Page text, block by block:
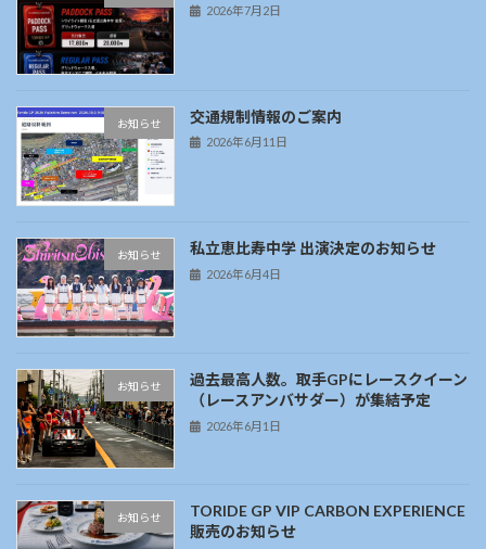
2026年7月2日
お知らせ 交通規制情報のご案内
2026年6月11日
お知らせ 私立恵比寿中学 出演決定のお知らせ
2026年6月4日
お知らせ
過去最高人数。取手GPにレースクイーン
（レースアンバサダー）が集結予定
2026年6月1日
お知らせ
TORIDE GP VIP CARBON EXPERIENCE
販売のお知らせ